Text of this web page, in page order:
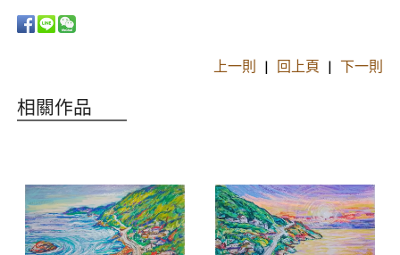
上一則 | 回上頁 |下一則
相關作品